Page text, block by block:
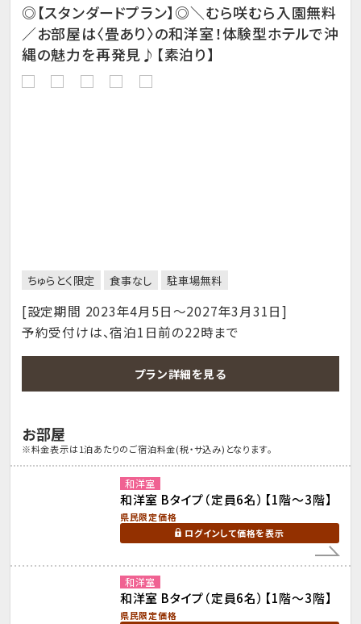
◎【スタンダードプラン】◎＼むら咲むら入園無料
／お部屋は〈畳あり〉の和洋室！体験型ホテルで沖
縄の魅力を再発見♪【素泊り】
ちゅらとく限定 食事なし 駐車場無料
[設定期間 2023年4月5日～2027年3月31日]
予約受付けは、宿泊1日前の22時まで
プラン詳細を見る
お部屋
※料金表示は1泊あたりのご宿泊料金(税・サ込み)となります。
和洋室
和洋室 Bタイプ（定員6名）【1階～3階】
県民限定価格
ログインして価格を表示
和洋室
和洋室 Bタイプ（定員6名）【1階～3階】
県民限定価格